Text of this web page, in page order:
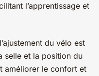
l’apprentissage et
du vélo est
selle et la position du
améliorer le confort et